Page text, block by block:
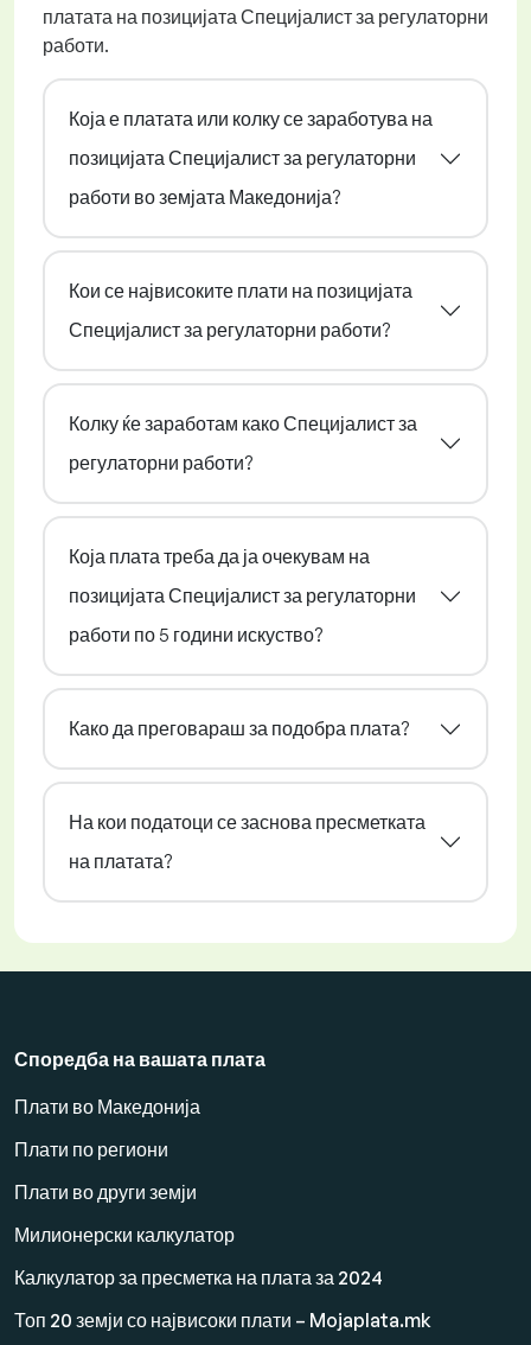
платата на позицијата Специјалист за регулаторни
работи.
Која е платата или колку се заработува на
позицијата Специјалист за регулаторни
работи во земјата Македонија?
Кои се највисоките плати на позицијата
Специјалист за регулаторни работи?
Колку ќе заработам како Специјалист за
регулаторни работи?
Која плата треба да ја очекувам на
позицијата Специјалист за регулаторни
работи по 5 години искуство?
Како да преговараш за подобра плата?
На кои податоци се заснова пресметката
на платата?
Споредба на вашата плата
Плати во Македонија
Плати по региони
Плати во други земји
Милионерски калкулатор
Калкулатор за пресметка на плата за 2024
Топ 20 земји со највисоки плати – Mojaplata.mk